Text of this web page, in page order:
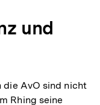
und
die AvO sind nicht
Rhing seine